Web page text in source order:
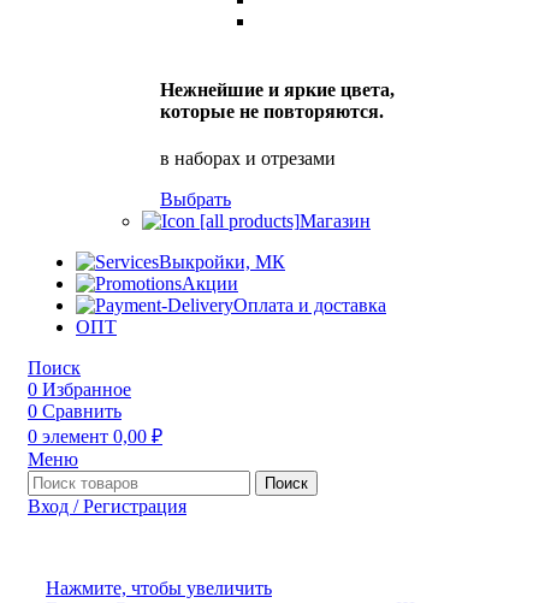
Нежнейшие и яркие цвета,
которые не повторяются.
в наборах и отрезами
Выбрать
Магазин
Выкройки, МК
Акции
Оплата и доставка
ОПТ
Поиск
0 Избранное
0 Сравнить
0 элемент 0,00 ₽
Меню
Поиск
Вход / Регистрация
Нажмите, чтобы увеличить